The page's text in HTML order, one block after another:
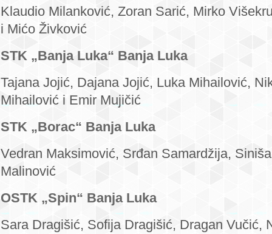
Klaudio Milanković, Zoran Sarić, Mirko
i Mićo Živković
STK „Banja Luka“ Banja Luka
Tajana Jojić, Dajana Jojić, Luka Mihailović,
Mihailović i Emir Mujičić
STK „Borac“ Banja Luka
Vedran Maksimović, Srđan Samardžija,
Malinović
OSTK „Spin“ Banja Luka
Sara Dragišić, Sofija Dragišić, Dragan Vučić,